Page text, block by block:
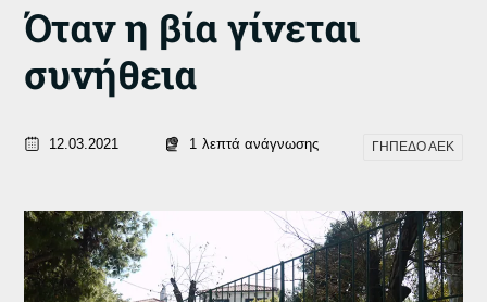
Όταν η βία γίνεται
συνήθεια
12.03.2021 1 λεπτά ανάγνωσης ΓΗΠΕΔΟ ΑΕΚ